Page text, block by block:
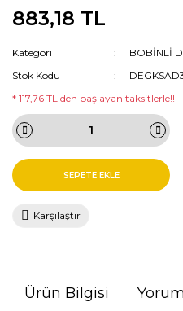
883,18 TL
Kategori
BOBİNLİ
Stok Kodu
* 117,76 TL den başlayan taksitlerle!!
SEPETE EKLE
Karşılaştır
Ürün Bilgisi